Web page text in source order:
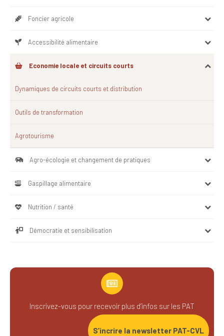
Foncier agricole
Accessibilité alimentaire
Economie locale et circuits courts
Dynamiques de circuits courts et distribution
Outils de transformation
Agrotourisme
Agro-écologie et changement de pratiques
Gaspillage alimentaire
Nutrition / santé
Démocratie et sensibilisation
Inscrivez-vous pour recevoir plus d’infos sur les PAT
S’incrire la newsletter PAT-CVL